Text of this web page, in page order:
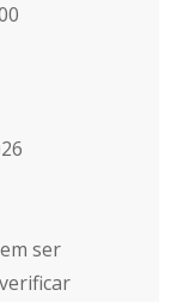
ser